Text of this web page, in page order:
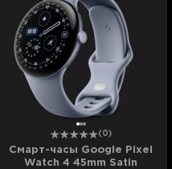
(0)
Смарт-часы Google Pixel
Watch 4 45mm Satin